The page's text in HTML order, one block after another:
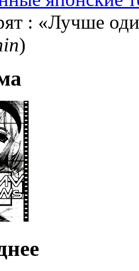
: «Лучше
)